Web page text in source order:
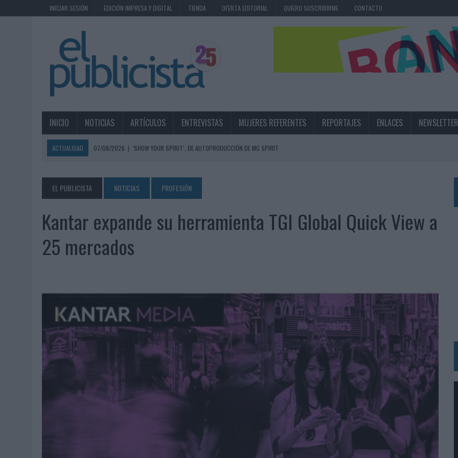
INICIAR SESIÓN EDICIÓN IMPRESA Y DIGITAL TIENDA OFERTA EDITORIAL QUIERO SUSCRIBIRME CONTACTO
INICIO NOTICIAS ARTÍCULOS ENTREVISTAS MUJERES REFERENTES REPORTAJES ENLACES NEWSLETTER
ACTUALIDAD 07/08/2026 | ‘SHOW YOUR SPIRIT’, DE AUTOPRODUCCIÓN DE MG SPIRIT
MAHOU REIVINDICA EL RITUAL DE LA CAÑA EN EL DÍA INTERNACIONAL DE LA CERVEZA
07/08/2026 | MG SPIRIT RELANZA SU MARCA CON UNA ESTRATEGIA 360º CENTRADA EN EL ORIGEN BARCELONÉS
07/08/2026
PATRÓN CONVIERTE EL NUEVO SINGLE DE ARÓN PIPER EN UNA EXPERIENCIA DE MARCA EN IBIZA
07/08/2026
EL VERANO PONE A PRUEBA LA ESTRATEGIA DIGITAL DE LAS MARCAS
07/08/2026
VUELING CONVIERTE LOS RECUERDOS EN SOUVENIRS CON IA
SIETE DE CADA DIEZ EMPRESAS ESPAÑOLAS NO INTEGRAN LA INFANCIA EN SU ESTRATEGIA
06/08/2026
| LA TELEVISIÓN SIGUE LIDERANDO EL CONSUMO DE MEDIOS EN VERANO Y SUPERA AL MÓVIL COMO DISPOSITIVO MÁS UTILIZADO
06/08/2026 |
EL USO DE LA IA GENERATIVA ALCANZA YA AL 62% DE LOS ESPAÑOLES
06/08/2026
SYSTEM1 NOMBRA A KIMBERLY BASTONI COMO NUEVA DIRECTORA COMERCIAL GLOBAL
FRIGO Y UNIQLO LANZAN UNA COLECCIÓN PERSONALIZABLE INSPIRADA EN CORNETTO, CALIPPO Y SOLERO
LA IA ESTÁ SUBIENDO EL LISTÓN DE LA CREATIVIDAD
BEON WORLDWIDE LANZA RAÍZ URBANA PARA TRANSFORMAR EL PATRIMONIO HISTÓRICO EN ACTIVOS CULTURALES Y ECONÓMICOS
FABRA COMUNICACIÓN INCORPORA A CASONÁ Y ASUME LA GESTIÓN DE SUS RELACIONES CON LOS MEDIOS
LOPESAN HOTELS & RESORTS ACERCA EL PARAÍSO CANARIO EN SU ÚLTIMA CAMPAÑA INTERNACIONAL
LUIS ARQUILLOS (BURGO DE ARIAS): “LA CONSTRUCCIÓN DE MARCA A LARGO PLAZO Y LA MEDICIÓN SON DOS CARAS DE LA MISMA
EL PUBLICISTA NOTICIAS PROFESIÓN
Kantar expande su herramienta TGI Global Quick View a
25 mercados